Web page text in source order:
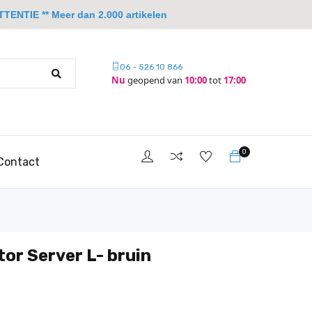
06 - 526 10 866
Nu geopend van 10:00tot 17:00
0
Server L- bruin
** Meer dan 2.000 artikelen